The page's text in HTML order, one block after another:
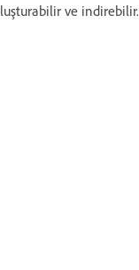
ve indirebilir.